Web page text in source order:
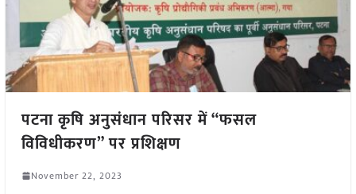
पटना कृषि अनुसंधान परिसर में “फसल
विविधीकरण” पर प्रशिक्षण
November 22, 2023